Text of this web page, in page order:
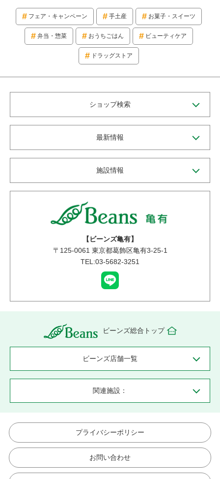
フェア・キャンペーン 手土産 お菓子・スイーツ
弁当・惣菜 おうちごはん ビューティケア
ドラッグストア
ショップ検索
最新情報
施設情報
【ビーンズ亀有】
〒 125-0061 東京都葛飾区亀有3-25-1
TEL:03-5682-3251
ビーンズ総合トップ
ビーンズ店舗一覧
関連施設：
プライバシーポリシー
お問い合わせ